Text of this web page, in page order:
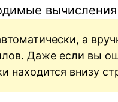
а
Даже если вы
находится внизу